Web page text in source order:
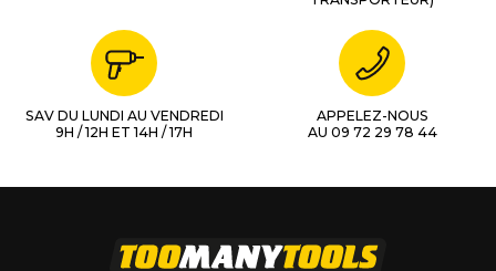
SAV DU LUNDI AU VENDREDI
9H / 12H ET 14H / 17H
APPELEZ-NOUS
AU 09 72 29 78 44